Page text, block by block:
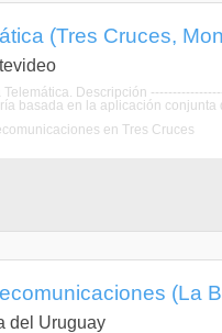
(Tres Cruces,
Descripción
basada en la aplicación conjunta
en Tres Cruces
(La
del Uruguay